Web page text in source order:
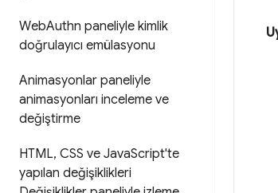
WebAuthn paneliyle kimlik
doğrulayıcı emülasyonu
Animasyonlar paneliyle
animasyonları inceleme ve
değiştirme
HTML, CSS ve JavaScript'te
yapılan değişiklikleri